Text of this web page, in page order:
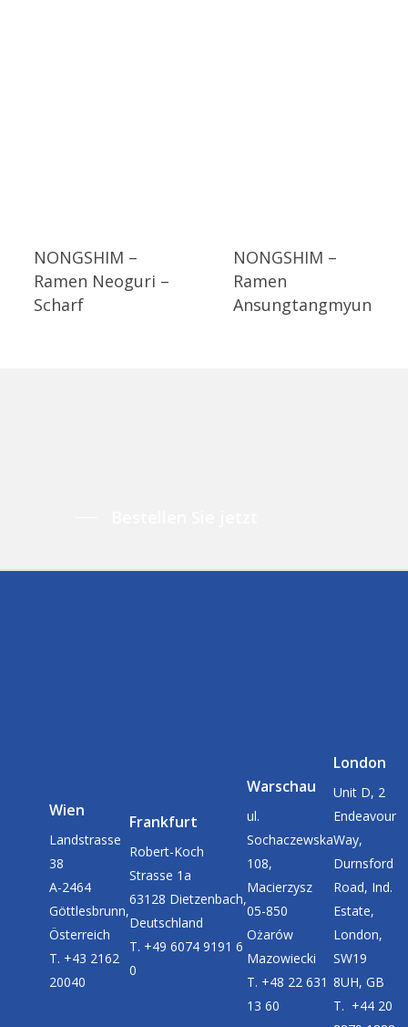
NONGSHIM –
Ramen Neoguri –
Scharf
NONGSHIM –
Ramen
Ansungtangmyun
Wien
Landstrasse
38
A-2464
Göttlesbrunn,
Österreich
T. +43 2162
20040
Frankfurt
Robert-Koch
Strasse 1a
63128 Dietzenbach,
Deutschland
T. +49 6074 9191 6
0
Warschau
ul.
Sochaczewska
108,
Macierzysz
05-850
Ożarów
Mazowiecki
T. +48 22 631
13 60
London
Unit D, 2
Endeavour
Way,
Durnsford
Road, Ind.
Estate,
London,
SW19
8UH, GB
T. +44 20